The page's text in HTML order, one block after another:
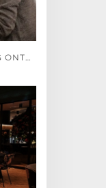
BAYONNE RESTOBAR | FRANSE VERFIJNING ONTMOET SPAANSE PASSIE